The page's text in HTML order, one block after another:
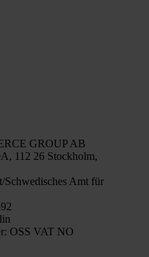
GROUP AB
112 26 Stockholm,
Schwedisches Amt für
OSS VAT NO